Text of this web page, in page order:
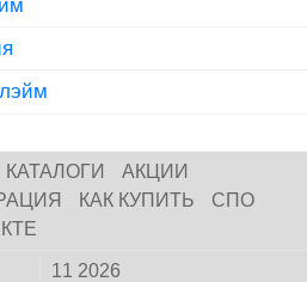
КАТАЛОГИ
АКЦИИ
КАК КУПИТЬ
СПО
11 2026